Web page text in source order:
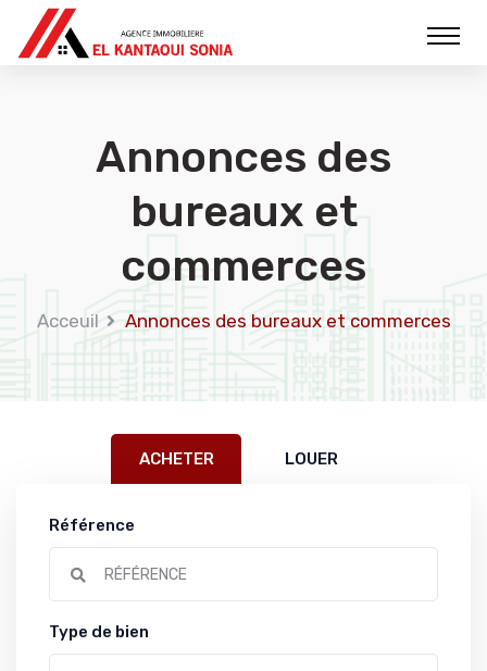
Annonces des
bureaux et
commerces
Acceuil Annonces des bureaux et commerces
ACHETER LOUER
Référence
Type de bien